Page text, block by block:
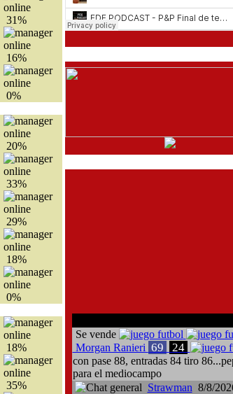
31%
16%
0%
20%
33%
29%
18%
0%
18%
35%
Se vende
Morgan Ranieri 69 24
con pase 88, entradas 84 tiro
para el mediocampo
Strawman 8/8/